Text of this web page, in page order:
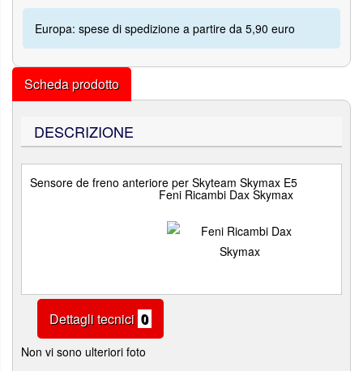
Europa: spese di spedizione a partire da 5,90 euro
Scheda prodotto
DESCRIZIONE
Sensore de freno anteriore per Skyteam Skymax E5
Feni Ricambi Dax Skymax
Dettagli tecnici 0
Non vi sono ulteriori foto